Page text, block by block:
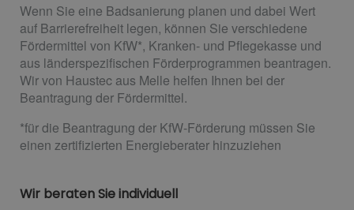
Wenn Sie eine Badsanierung planen und dabei Wert
auf Barrierefreiheit legen, können Sie verschiedene
Fördermittel von KfW*, Kranken- und Pflegekasse und
aus länderspezifischen Förderprogrammen beantragen.
Wir von Haustec aus Melle helfen Ihnen bei der
Beantragung der Fördermittel.
*für die Beantragung der KfW-Förderung müssen Sie
einen zertifizierten Energieberater hinzuziehen
Wir beraten Sie individuell